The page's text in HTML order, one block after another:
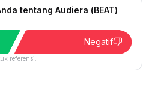
tentang Audiera (BEAT)
Negatif
referensi.